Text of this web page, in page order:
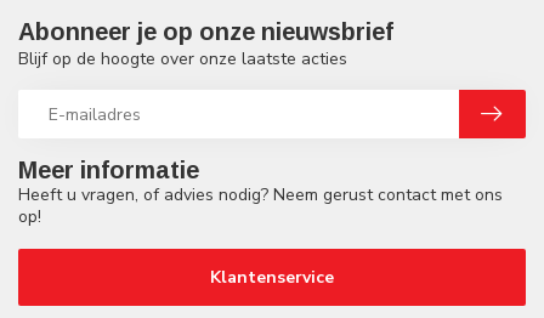
Meer informatie
Heeft u vragen, of advies nodig? Neem gerust contact met ons
op!
Klantenservice
Abonneer je op onze nieuwsbrief
Blijf op de hoogte over onze laatste acties